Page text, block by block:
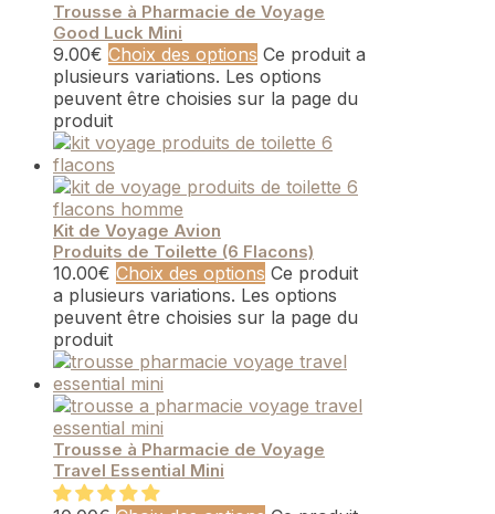
Trousse à Pharmacie de Voyage
Good Luck Mini
9.00€ Choix des options Ce produit a
plusieurs variations. Les options
peuvent être choisies sur la page du
produit
Kit de Voyage Avion
Produits de Toilette (6 Flacons)
10.00€ Choix des options Ce produit
a plusieurs variations. Les options
peuvent être choisies sur la page du
produit
Trousse à Pharmacie de Voyage
Travel Essential Mini